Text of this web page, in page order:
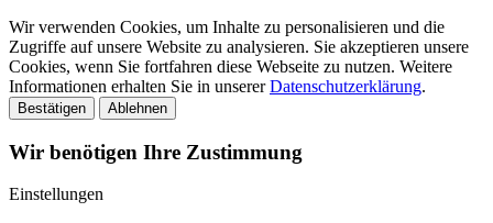
Wir verwenden Cookies, um Inhalte zu personalisieren und die
Zugriffe auf unsere Website zu analysieren. Sie akzeptieren unsere
Cookies, wenn Sie fortfahren diese Webseite zu nutzen. Weitere
Informationen erhalten Sie in unsererDatenschutzerklärung.
Bestätigen Ablehnen
Wir benötigen Ihre Zustimmung
Einstellungen